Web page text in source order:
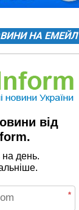
НА ЕМЕЙЛ
від
день.
*